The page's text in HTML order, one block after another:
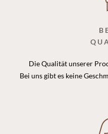
Die Qualität unserer
Bei uns gibt es keine